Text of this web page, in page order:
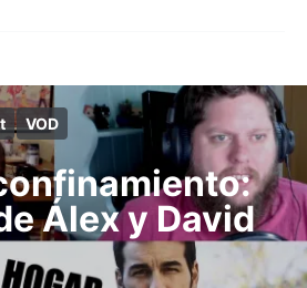
VOD
Álex y David